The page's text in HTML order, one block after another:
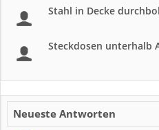
Stahl in Decke
Steckdosen unterhalb
Neueste Antworten